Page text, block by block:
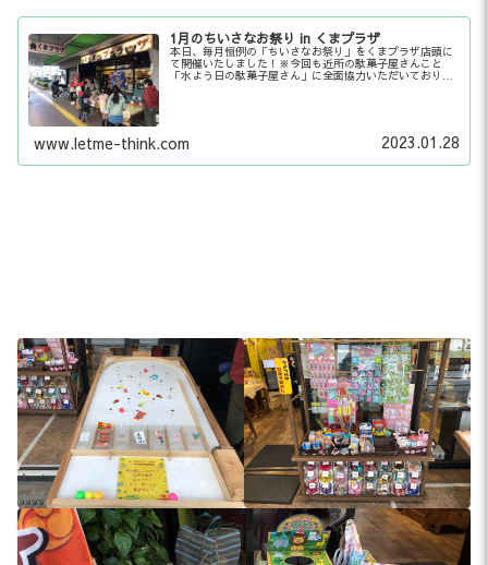
1月のちいさなお祭り in くまプラザ
本日、毎月恒例の「ちいさなお祭り」をくまプラザ店頭に
て開催いたしました！※今回も近所の駄菓子屋さんこと
「水よう日の駄菓子屋さん」に全面協力いただいておりま
www.letme-think.com 2023.01.28